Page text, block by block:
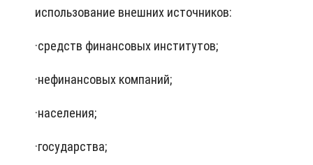
использование внешних источников:
·средств финансовых институтов;
·нефинансовых компаний;
·населения;
·государства;